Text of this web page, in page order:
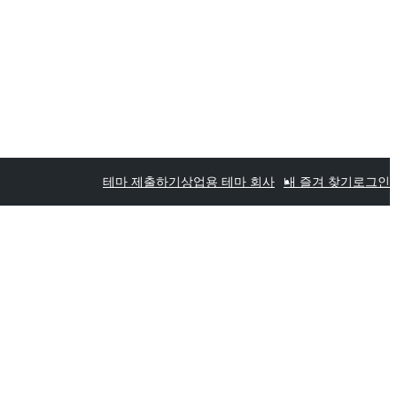
테마 제출하기상업용 테마 회사 내 즐겨 찾기 로그인